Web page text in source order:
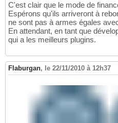
C'est clair que le mode de
Espérons qu'ils arriveront à
ne sont pas à armes égales
En attendant, en tant que
qui a les meilleurs plugins.
Flaburgan, le 22/11/2010 à 12h37